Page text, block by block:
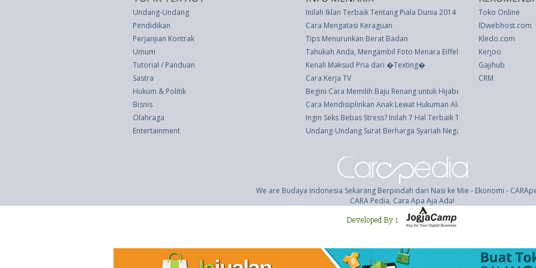
Undang-Undang
Pendidikan
Perjanjian Kontrak
Umum
Tutorial / Panduan
Sastra
Hukum & Politik
Bisnis
Olahraga
Entertainment
Inilah Iklan Terbaik Tentang Piala Dunia 2014
Cara Mengatasi Keraguan
Tips Menurunkan Berat Badan
Tahukah Anda, Mengambil Foto Menara Eiffel Kini Dilarang?
Kenali Maksud Pria dari �Texting�
Cara Kerja TV
Begini Cara Memilih Baju Renang untuk Hijabers
Cara Mendisiplinkan Anak Lewat Hukuman Alami
Ingin Seks Bebas Stress? Inilah 7 Hal Terbaik Tentang Menopause
Undang-Undang Surat Berharga Syariah Negara (UU 19 thn 2008)
Toko Online
IDwebhost.com
Kledo.com
Kerjoo
Gajihub
CRM
We are Budaya Indonesia Sekarang Berpindah dari Nasi ke Mie - Ekonomi -
CARA Pedia, Cara Apa Aja Ada!